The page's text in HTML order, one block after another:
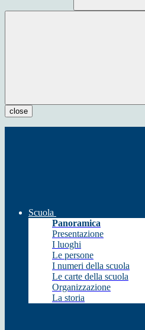
close
Scuola
Panoramica
Presentazione
I luoghi
Le persone
I numeri della scuola
Le carte della scuola
Organizzazione
La storia